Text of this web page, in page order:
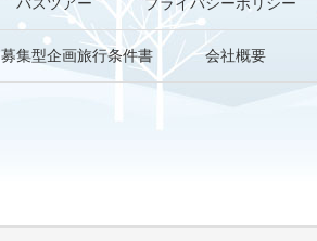
バスツアー プライバシーポリシー
募集型企画旅行条件書 会社概要